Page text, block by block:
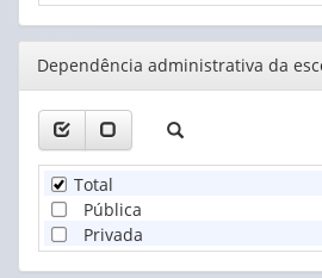
Editor
Dependência administrativa da
Total
Pública
Privada